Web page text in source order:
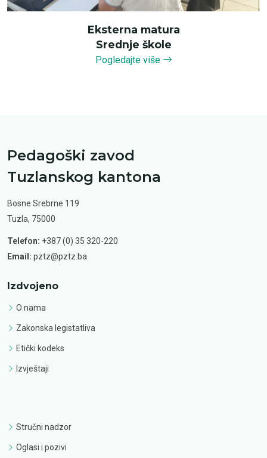
Eksterna matura
Srednje škole
Pogledajte više
Pedagoški zavod
Tuzlanskog kantona
Bosne Srebrne 119
Tuzla, 75000
Telefon: +387 (0) 35 320-220
Email: pztz@pztz.ba
Izdvojeno
O nama
Zakonska legistatliva
Etički kodeks
Izvještaji
Stručni nadzor
Oglasi i pozivi